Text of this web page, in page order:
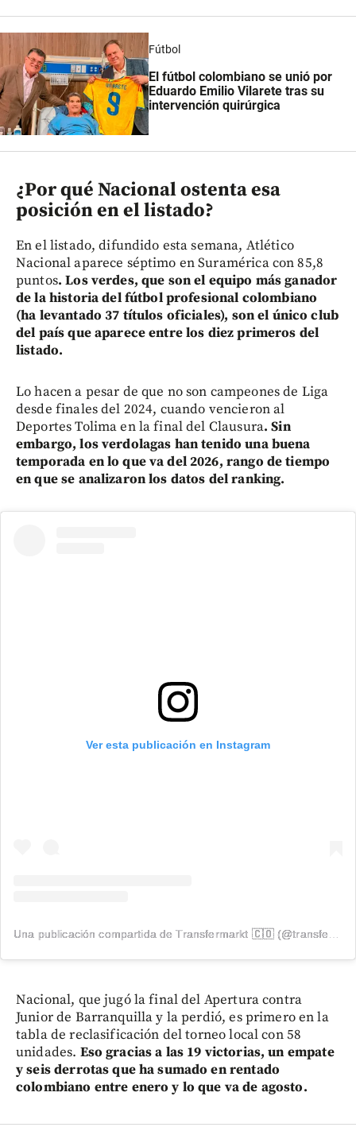
Fútbol
El fútbol colombiano se unió por
Eduardo Emilio Vilarete tras su
intervención quirúrgica
¿Por qué Nacional ostenta esa
posición en el listado?
En el listado, difundido esta semana, Atlético
Nacional aparece séptimo en Suramérica con 85,8
puntos. Los verdes, que son el equipo más ganador
de la historia del fútbol profesional colombiano
(ha levantado 37 títulos oficiales), son el único club
del país que aparece entre los diez primeros del
listado.
Lo hacen a pesar de que no son campeones de Liga
desde finales del 2024, cuando vencieron al
Deportes Tolima en la final del Clausura. Sin
embargo, los verdolagas han tenido una buena
temporada en lo que va del 2026, rango de tiempo
en que se analizaron los datos del ranking.
Ver esta publicación en Instagram
Nacional, que jugó la final del Apertura contra
Junior de Barranquilla y la perdió, es primero en la
tabla de reclasificación del torneo local con 58
unidades. Eso gracias a las 19 victorias, un empate
y seis derrotas que ha sumado en rentado
colombiano entre enero y lo que va de agosto.